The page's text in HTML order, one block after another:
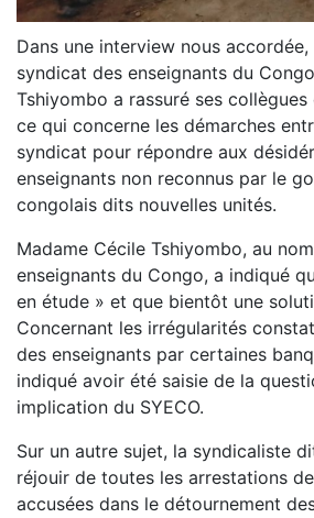
Dans une interview nous
syndicat des enseignants du
Tshiyombo a rassuré ses
ce qui concerne les démarches
syndicat pour répondre aux
enseignants non reconnus par le
congolais dits nouvelles unités.
Madame Cécile Tshiyombo, au
enseignants du Congo, a indiqué
en étude » et que bientôt une
Concernant les irrégularités
des enseignants par certaines
indiqué avoir été saisie de la
implication du
Sur un autre sujet, la syndicaliste
réjouir de toutes les arrestations
accusées dans le détournement